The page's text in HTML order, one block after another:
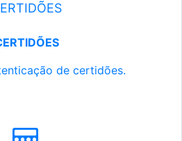
de certidões.